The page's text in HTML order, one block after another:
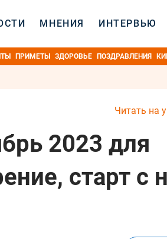
МНЕНИЯ ИНТЕРВЬЮ
ПРИМЕТЫ ЗДОРОВЬЕ ПОЗДРАВЛЕНИЯ
Читать на
2023 для
старт с